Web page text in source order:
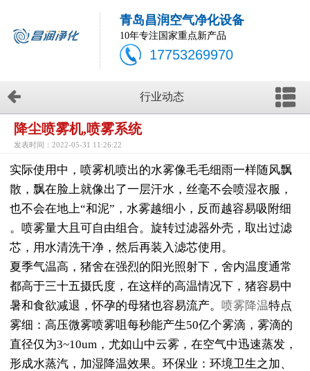
青岛昌润空气净化设备
10年专注国家重点新产品
17753269970
行业动态
降尘喷雾机,喷雾系统
发表时间：2022-05-31 11:26:22
实际使用中，喷雾机喷出的水雾像毛毛细雨一样随风飘
散，飘在脸上就像出了一层汗水，丝毫不会喷湿衣服，
也不会在地上“和泥”，水雾越细小，反而越容易吸附细
。喷雾量大且可自由组合。旋转过滤器外壳，取出过滤
芯，用水清洗干净，然后再装入滤芯使用。
夏季气温高，猪舍在强烈的阳光照射下，舍内温度通常
都高于三十五摄氏度，在这样的高温情况下，猪容易中
暑和食欲减退，怀孕的母猪也容易流产。 喷雾降温特点
雾细：高压微雾喷雾咀每秒能产生50亿个雾滴，雾滴的
直径仅为3~10um，尤如山中云雾，在空气中迅速蒸发，
形成水蒸汽，加湿降温效果。环保业：环境卫生之加、